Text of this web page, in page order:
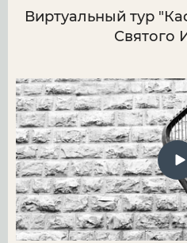
Виртуальный тур
Святого